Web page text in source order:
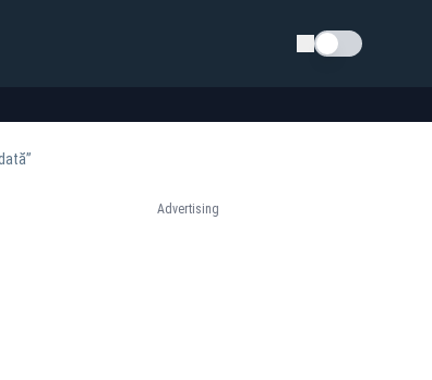
Schimba tema
Advertising